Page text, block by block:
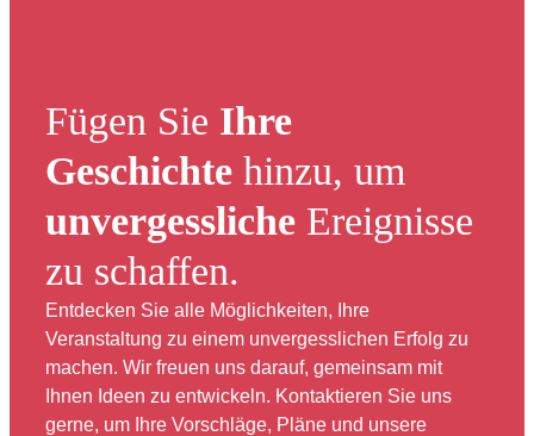
Fügen Sie Ihre
Geschichtehinzu, um
unvergesslicheEreignisse
zu schaffen.
Entdecken Sie alle Möglichkeiten, Ihre
Veranstaltung zu einem unvergesslichen Erfolg zu
machen. Wir freuen uns darauf, gemeinsam mit
Ihnen Ideen zu entwickeln. Kontaktieren Sie uns
gerne, um Ihre Vorschläge, Pläne und unsere